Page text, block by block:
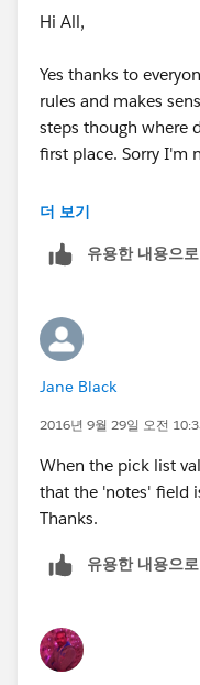
Hi All,
Yes thanks to
rules and makes
steps though where
first place. Sorry I'm
Jane
더 보기
유용한 내용으
Jane Black
2016년 9월 29일 오전
When the pick list
that the 'notes' field
Thanks.
유용한 내용으